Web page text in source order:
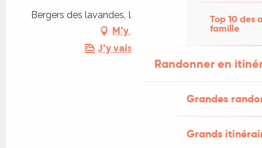
Top 10 des
famille
Randonner en
Grandes
Grands
Bergers des lavandes, Les Places, 46330 Blars
M'y rendre
J'y vais en train !